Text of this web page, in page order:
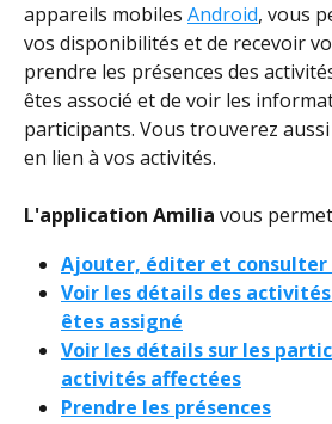
appareils mobiles Android, vous
vos disponibilités et de recevoir
prendre les présences des
êtes associé et de voir les
participants. Vous trouverez
en lien à vos activités.
L'application Amilia vous
Ajouter, éditer et consulter
Voir les détails des
êtes assigné
Voir les détails sur les
activités affectées
Prendre les présences